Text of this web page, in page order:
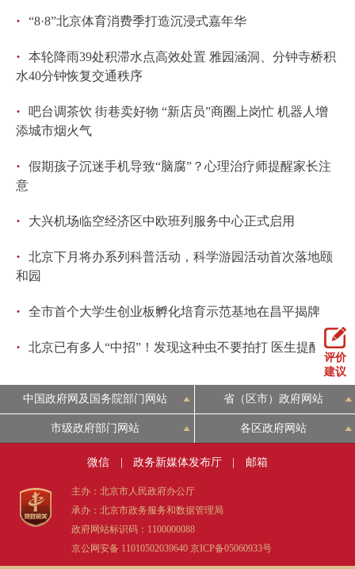
· “8·8”北京体育消费季打造沉浸式嘉年华
·
本轮降雨39处积滞水点高效处置 雅园涵洞、分钟寺桥积
水40分钟恢复交通秩序
·
吧台调茶饮 街巷卖好物 “新店员”商圈上岗忙 机器人增
添城市烟火气
·
假期孩子沉迷手机导致“脑腐”？心理治疗师提醒家长注
意
· 大兴机场临空经济区中欧班列服务中心正式启用
·
北京下月将办系列科普活动，科学游园活动首次落地颐
和园
· 全市首个大学生创业板孵化培育示范基地在昌平揭牌
· 北京已有多人“中招”！发现这种虫不要拍打 医生提醒
评价
建议
中国政府网及国务院部门网站 省（区市）政府网站
市级政府部门网站 各区政府网站
微信 政务新媒体发布厅 邮箱
主办：北京市人民政府办公厅
承办：北京市政务服务和数据管理局
政府网站标识码：1100000088
京公网安备 11010502039640 京ICP备05060933号